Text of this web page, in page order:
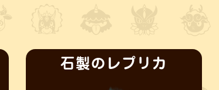
石製のレプリカ